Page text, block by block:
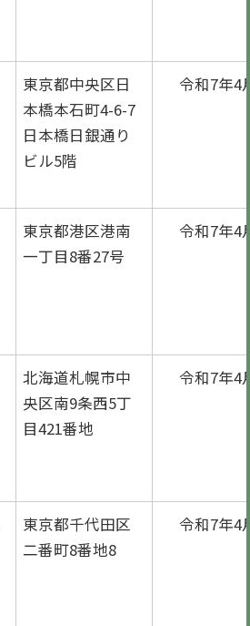
東京都中央区日
本橋本石町4-6-7
日本橋日銀通り
ビル5階
令和7年4
東京都港区港南
一丁目8番27号
令和7年4
北海道札幌市中
央区南9条西5丁
目421番地
令和7年4
東京都千代田区
二番町8番地8
令和7年4